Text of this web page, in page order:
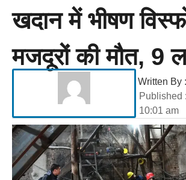
खदान में भीषण
मजदूरों की मौत, 9
Written By :
Published :
10:01 am